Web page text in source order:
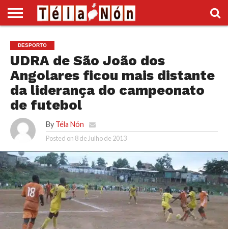
POLÍTICA
ECONOMIA
SOCIEDADE
CULTURA
DESPORTO
SUPLEMENTO
VÍDEOS
ANÚNCIOS
DIVERSOS
DESPORTO
UDRA de São João dos
Angolares ficou mais distante
da liderança do campeonato
de futebol
By Téla Nón
Posted on 8 de Julho de 2013